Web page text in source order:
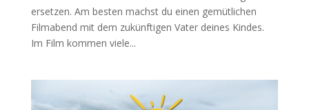
ersetzen. Am besten machst du einen gemütlichen
Filmabend mit dem zukünftigen Vater deines Kindes.
Im Film kommen viele...